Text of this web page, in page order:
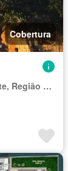
Cobertura
Região Geográfica Imediata de Belo Horizonte, Região Metropolitana de Belo Horizonte